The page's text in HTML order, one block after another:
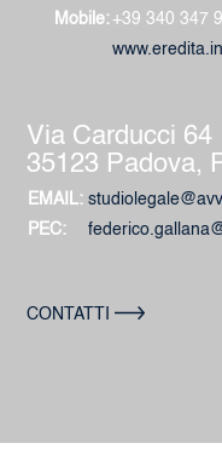
Mobile:+39 340 347
Via Carducci 64
35123 Padova,
EMAIL:
PEC:
CONTATTI